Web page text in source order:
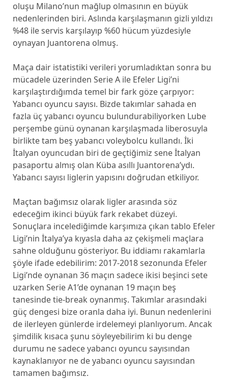
oluşu Milano’nun mağlup olmasının en büyük
nedenlerinden biri. Aslında karşılaşmanın gizli yıldızı
%48 ile servis karşılayıp %60 hücum yüzdesiyle
oynayan Juantorena olmuş.
Maça dair istatistiki verileri yorumladıktan sonra bu
mücadele üzerinden Serie A ile Efeler Ligi’ni
karşılaştırdığımda temel bir fark göze çarpıyor:
Yabancı oyuncu sayısı. Bizde takımlar sahada en
fazla üç yabancı oyuncu bulundurabiliyorken Lube
perşembe günü oynanan karşılaşmada liberosuyla
birlikte tam beş yabancı voleybolcu kullandı. İki
İtalyan oyuncudan biri de geçtiğimiz sene İtalyan
pasaportu almış olan Küba asıllı Juantorena’ydı.
Yabancı sayısı liglerin yapısını doğrudan etkiliyor.
Maçtan bağımsız olarak ligler arasında söz
edeceğim ikinci büyük fark rekabet düzeyi.
Sonuçlara incelediğimde karşımıza çıkan tablo Efeler
Ligi’nin İtalya’ya kıyasla daha az çekişmeli maçlara
sahne olduğunu gösteriyor. Bu iddiamı rakamlarla
şöyle ifade edebilirim: 2017-2018 sezonunda Efeler
Ligi’nde oynanan 36 maçın sadece ikisi beşinci sete
uzarken Serie A1’de oynanan 19 maçın beş
tanesinde tie-break oynanmış. Takımlar arasındaki
güç dengesi bize oranla daha iyi. Bunun nedenlerini
de ilerleyen günlerde irdelemeyi planlıyorum. Ancak
şimdilik kısaca şunu söyleyebilirim ki bu denge
durumu ne sadece yabancı oyuncu sayısından
kaynaklanıyor ne de yabancı oyuncu sayısından
tamamen bağımsız.